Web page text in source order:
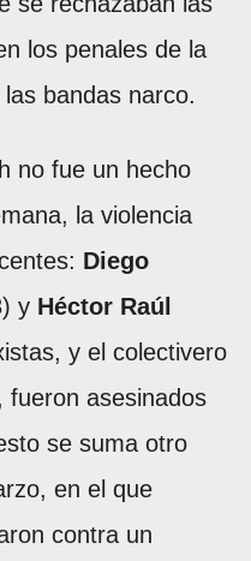
los penales de la
bandas narco.
no fue un hecho
la violencia
Diego
y Héctor Raúl
y el colectivero
asesinados
se suma otro
en el que
contra un